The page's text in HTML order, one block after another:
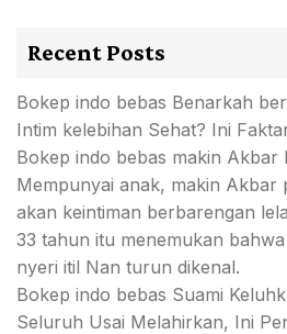
Recent Posts
Bokep indo bebas Benarkah
Intim kelebihan Sehat? Ini
Bokep indo bebas makin Akbar
Mempunyai anak, makin Akbar
akan keintiman berbarengan
33 tahun itu menemukan
nyeri itil Nan turun dikenal.
Bokep indo bebas Suami
Seluruh Usai Melahirkan, Ini